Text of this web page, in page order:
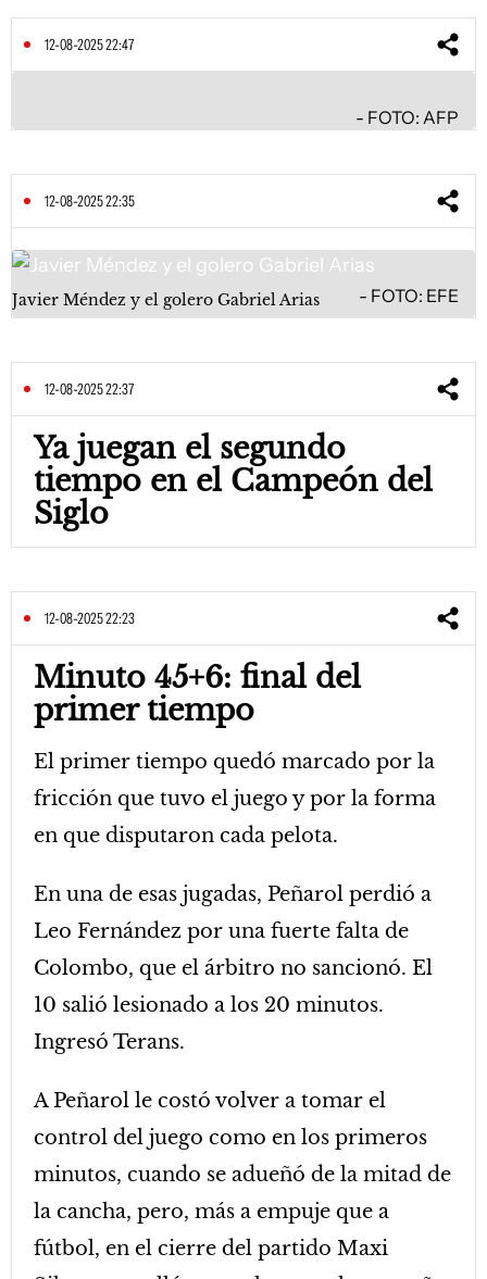
12-08-2025 22:47
FOTO: AFP
12-08-2025 22:35
Javier Méndez y el golero Gabriel Arias FOTO: EFE
12-08-2025 22:37
Ya juegan el segundo
tiempo en el Campeón del
Siglo
12-08-2025 22:23
Minuto 45+6: final del
primer tiempo
El primer tiempo quedó marcado por la
fricción que tuvo el juego y por la forma
en que disputaron cada pelota.
En una de esas jugadas, Peñarol perdió a
Leo Fernández por una fuerte falta de
Colombo, que el árbitro no sancionó. El
10 salió lesionado a los 20 minutos.
Ingresó Terans.
A Peñarol le costó volver a tomar el
control del juego como en los primeros
minutos, cuando se adueñó de la mitad de
la cancha, pero, más a empuje que a
fútbol, en el cierre del partido Maxi